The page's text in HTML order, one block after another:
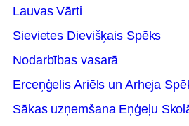
Lauvas Vārti
Sievietes Dievišķais Spēks
Nodarbības vasarā
Erceņģelis Ariēls un Arheja
Sākas uzņemšana Eņģeļu